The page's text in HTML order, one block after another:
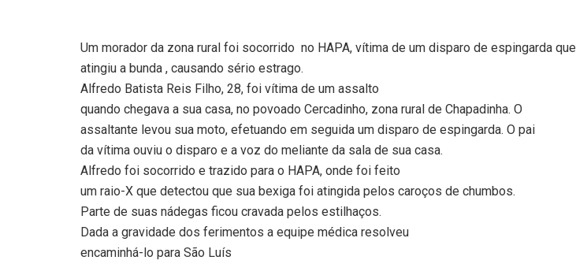
Um morador da zona rural foi socorrido no HAPA, vítima de um disparo de espingarda que
atingiu a bunda , causando sério estrago.
Alfredo Batista Reis Filho, 28, foi vítima de um assalto
quando chegava a sua casa, no povoado Cercadinho, zona rural de Chapadinha. O
assaltante levou sua moto, efetuando em seguida um disparo de espingarda. O pai
da vítima ouviu o disparo e a voz do meliante da sala de sua casa.
Alfredo foi socorrido e trazido para o HAPA, onde foi feito
um raio-X que detectou que sua bexiga foi atingida pelos caroços de chumbos.
Parte de suas nádegas ficou cravada pelos estilhaços.
Dada a gravidade dos ferimentos a equipe médica resolveu
encaminhá-lo para São Luís